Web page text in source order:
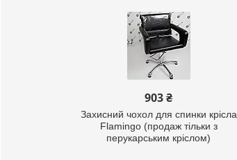
903 ₴
Захисний чохол для спинки крісла
Flamingo (продаж тільки з
перукарським кріслом)